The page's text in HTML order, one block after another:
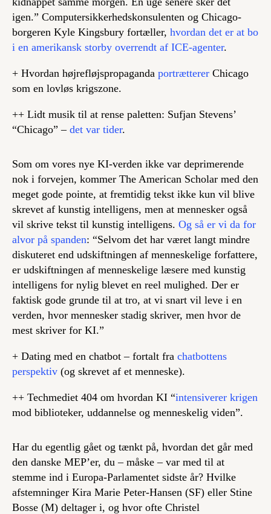
igen.” Computersikkerhedskonsulenten og Chicago-
borgeren Kyle Kingsbury fortæller, hvordan det er at bo
i en amerikansk storby overrendt af ICE-agenter.
+ Hvordan højrefløjspropaganda portrætterer Chicago
som en lovløs krigszone.
++ Lidt musik til at rense paletten: Sufjan Stevens’
“Chicago” – det var tider.
Som om vores nye KI-verden ikke var deprimerende
nok i forvejen, kommer The American Scholar med den
meget gode pointe, at fremtidig tekst ikke kun vil blive
skrevet af kunstig intelligens, men at mennesker også
vil skrive tekst til kunstig intelligens. Og så er vi da for
alvor på spanden: “Selvom det har været langt mindre
diskuteret end udskiftningen af menneskelige forfattere,
er udskiftningen af menneskelige læsere med kunstig
intelligens for nylig blevet en reel mulighed. Der er
faktisk gode grunde til at tro, at vi snart vil leve i en
verden, hvor mennesker stadig skriver, men hvor de
mest skriver for KI.”
+ Dating med en chatbot – fortalt fra chatbottens
perspektiv (og skrevet af et menneske).
++ Techmediet 404 om hvordan KI “intensiverer krigen
mod biblioteker, uddannelse og menneskelig viden”.
Har du egentlig gået og tænkt på, hvordan det går med
den danske MEP’er, du – måske – var med til at
stemme ind i Europa-Parlamentet sidste år? Hvilke
afstemninger Kira Marie Peter-Hansen (SF) eller Stine
Bosse (M) deltager i, og hvor ofte Christel